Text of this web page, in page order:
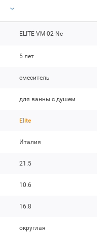
ELITE-VM-02-Nc
5 лет
смеситель
для ванны с душем
Elite
Италия
21.5
10.6
16.8
округлая